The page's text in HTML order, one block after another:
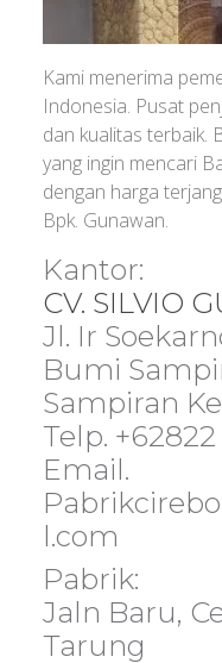
Kami menerima
Indonesia. Pusat
dan kualitas terbaik.
yang ingin mencari
dengan harga
Bpk. Gunawan.
Kantor:
CV. SILVIO
Jl. Ir
Bumi
Sampiran
Telp. +62822
Email.
l.com
Pabrik:
Jaln Baru,
Tarung